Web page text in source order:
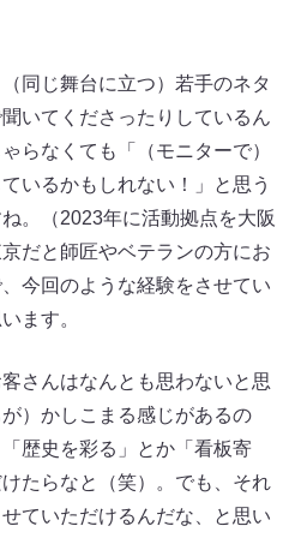
同じ舞台に立つ）若手のネタ
いてくださったりしているん
らなくても「（モニターで）
いるかもしれない！」と思う
。（2023年に活動拠点を大阪
だと師匠やベテランの方にお
今回のような経験をさせてい
ます。
さんはなんとも思わないと思
）かしこまる感じがあるの
歴史を彩る」とか「看板寄
たらなと（笑）。でも、それ
ていただけるんだな、と思い